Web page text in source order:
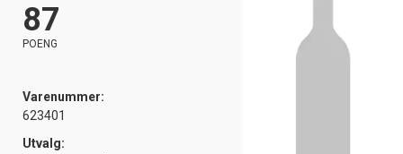
87
POENG
Varenummer:
623401
Utvalg: